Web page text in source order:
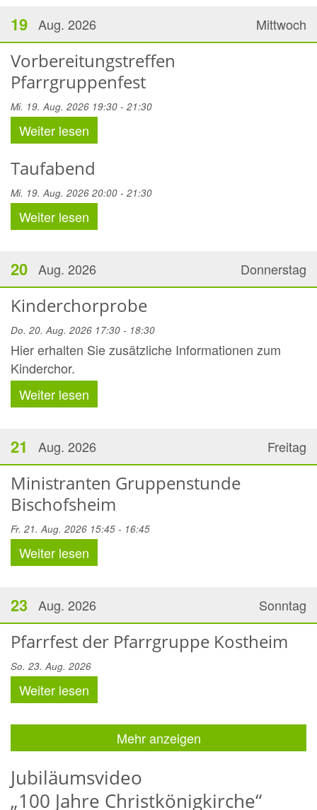
Mittwoch
19 Aug. 2026
Vorbereitungstreffen
Pfarrgruppenfest
Mi. 19. Aug. 2026 19:30 - 21:30
Weiter lesen
Taufabend
Mi. 19. Aug. 2026 20:00 - 21:30
Weiter lesen
Donnerstag
20 Aug. 2026
Kinderchorprobe
Do. 20. Aug. 2026 17:30 - 18:30
Hier erhalten Sie zusätzliche Informationen zum
Kinderchor.
Weiter lesen
Freitag
21 Aug. 2026
Ministranten Gruppenstunde
Bischofsheim
Fr. 21. Aug. 2026 15:45 - 16:45
Weiter lesen
Sonntag
23 Aug. 2026
Pfarrfest der Pfarrgruppe Kostheim
So. 23. Aug. 2026
Weiter lesen
Mehr anzeigen
Jubiläumsvideo
„100 Jahre Christkönigkirche“